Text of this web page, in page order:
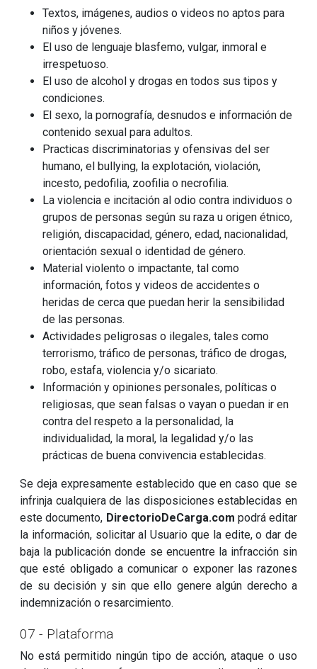
Textos, imágenes, audios o videos no aptos para
niños y jóvenes.
El uso de lenguaje blasfemo, vulgar, inmoral e
irrespetuoso.
El uso de alcohol y drogas en todos sus tipos y
condiciones.
El sexo, la pornografía, desnudos e información de
contenido sexual para adultos.
Practicas discriminatorias y ofensivas del ser
humano, el bullying, la explotación, violación,
incesto, pedofilia, zoofilia o necrofilia.
La violencia e incitación al odio contra individuos o
grupos de personas según su raza u origen étnico,
religión, discapacidad, género, edad, nacionalidad,
orientación sexual o identidad de género.
Material violento o impactante, tal como
información, fotos y videos de accidentes o
heridas de cerca que puedan herir la sensibilidad
de las personas.
Actividades peligrosas o ilegales, tales como
terrorismo, tráfico de personas, tráfico de drogas,
robo, estafa, violencia y/o sicariato.
Información y opiniones personales, políticas o
religiosas, que sean falsas o vayan o puedan ir en
contra del respeto a la personalidad, la
individualidad, la moral, la legalidad y/o las
prácticas de buena convivencia establecidas.
Se deja expresamente establecido que en caso que se
infrinja cualquiera de las disposiciones establecidas en
este documento, DirectorioDeCarga.com podrá editar
la información, solicitar al Usuario que la edite, o dar de
baja la publicación donde se encuentre la infracción sin
que esté obligado a comunicar o exponer las razones
de su decisión y sin que ello genere algún derecho a
indemnización o resarcimiento.
07 - Plataforma
No está permitido ningún tipo de acción, ataque o uso